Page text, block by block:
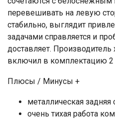
перевешивать на левую
стабильно, выглядит
задачами справляется и
доставляет.
включил в комплектацию 2
Плюсы / Минусы +
металлическая задняя
очень тихая работа